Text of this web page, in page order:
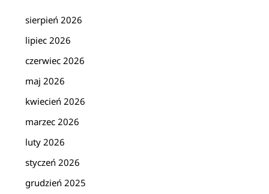
sierpień 2026
lipiec 2026
czerwiec 2026
maj 2026
kwiecień 2026
marzec 2026
luty 2026
styczeń 2026
grudzień 2025